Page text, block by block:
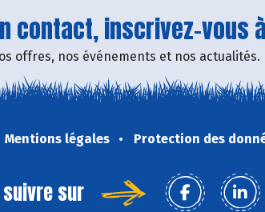
contact, inscrivez-vous
offres, nos événements et nos actualités.
Mentions légales Protection des
suivre sur